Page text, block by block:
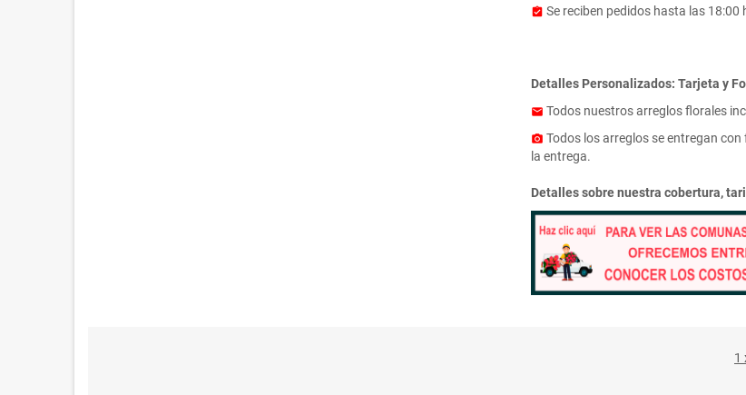
assignment_turned_in Se reciben pedidos hasta las
Detalles Personalizados: Tarjeta y
email Todos nuestros arreglos florales
photo_camera Todos los arreglos se entregan
la entrega.
Detalles sobre nuestra cobertura,
1